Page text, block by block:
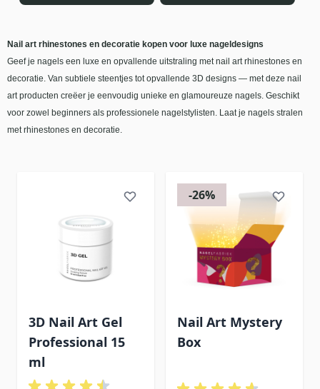
Nail art rhinestones en decoratie kopen voor luxe nageldesigns
Geef je nagels een luxe en opvallende uitstraling met nail art rhinestones en
decoratie. Van subtiele steentjes tot opvallende 3D designs — met deze nail
art producten creëer je eenvoudig unieke en glamoureuze nagels. Geschikt
voor zowel beginners als professionele nagelstylisten. Laat je nagels stralen
met rhinestones en decoratie.
3D Nail Art Gel
Professional 15
ml
-26%
Nail Art Mystery
Box